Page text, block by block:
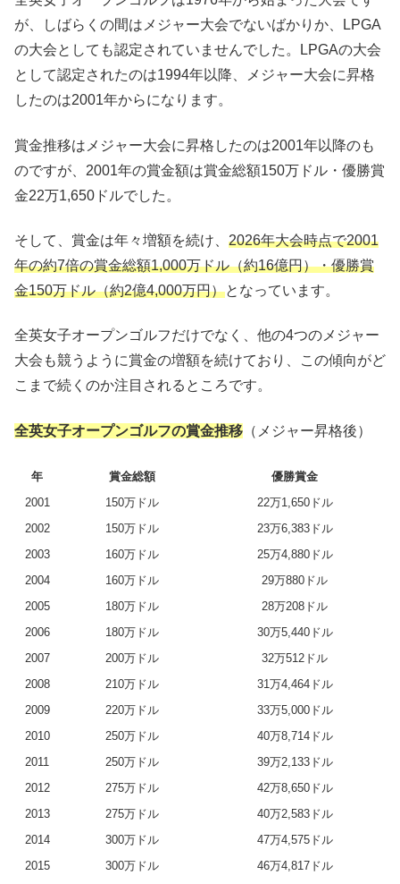
が、しばらくの間はメジャー大会でないばかりか、LPGA
の大会としても認定されていませんでした。LPGAの大会
として認定されたのは1994年以降、メジャー大会に昇格
したのは2001年からになります。
賞金推移はメジャー大会に昇格したのは2001年以降のも
のですが、2001年の賞金額は賞金総額150万ドル・優勝賞
金22万1,650ドルでした。
そして、賞金は年々増額を続け、 2026年大会時点で2001
年の約7倍の賞金総額1,000万ドル（約16億円）・優勝賞
金150万ドル（約2億4,000万円）となっています。
全英女子オープンゴルフだけでなく、他の4つのメジャー
大会も競うように賞金の増額を続けており、この傾向がど
こまで続くのか注目されるところです。
全英女子オープンゴルフの賞金推移 （メジャー昇格後）
年 賞金総額
優勝賞金
2001
150万ドル
22万1,650ドル
2002
150万ドル
23万6,383ドル
2003
160万ドル
25万4,880ドル
2004
160万ドル
29万880ドル
2005
180万ドル
28万208ドル
2006
180万ドル
30万5,440ドル
2007
200万ドル
32万512ドル
2008
210万ドル
31万4,464ドル
2009
220万ドル
33万5,000ドル
2010
250万ドル
40万8,714ドル
2011
250万ドル
39万2,133ドル
2012
275万ドル
42万8,650ドル
2013
275万ドル
40万2,583ドル
2014
300万ドル
47万4,575ドル
2015
300万ドル
46万4,817ドル